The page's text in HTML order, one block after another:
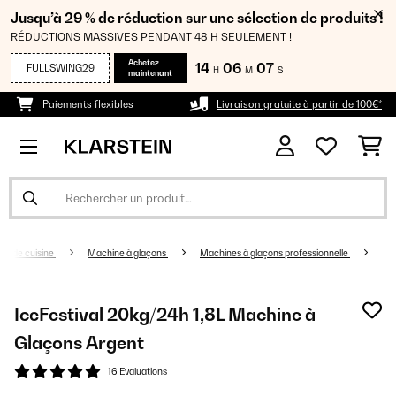
Jusqu’à 29 % de réduction sur une sélection de produits !
RÉDUCTIONS MASSIVES PENDANT 48 H SEULEMENT !
FULLSWING29
Achetez
maintenant
14 H 06 M 07 S
Paiements flexibles Livraison gratuite à partir de 100€*
de cuisine Machine à glaçons Machines à glaçons professionnelle
IceFestival 20kg/24h 1,8L Machine à
Glaçons Argent
16 Evaluations